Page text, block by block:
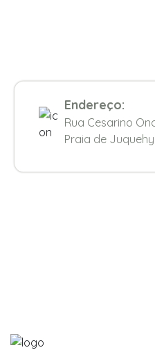
Endereço:
Rua Cesarino
Praia de